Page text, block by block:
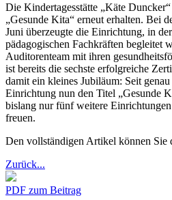
Die Kindertagesstätte „Käte
„Gesunde Kita“ erneut erhalten. Bei
Juni überzeugte die Einrichtung, in
pädagogischen Fachkräften begleitet
Auditorenteam mit ihren
ist bereits die sechste erfolgreiche
damit ein kleines Jubiläum: Seit
Einrichtung nun den Titel „Gesunde
bislang nur fünf weitere
freuen.
Den vollständigen Artikel können Sie
Zurück...
PDF zum Beitrag